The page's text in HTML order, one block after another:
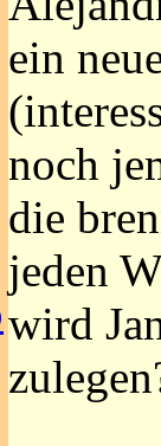
ein
noch
die
jeden
wird